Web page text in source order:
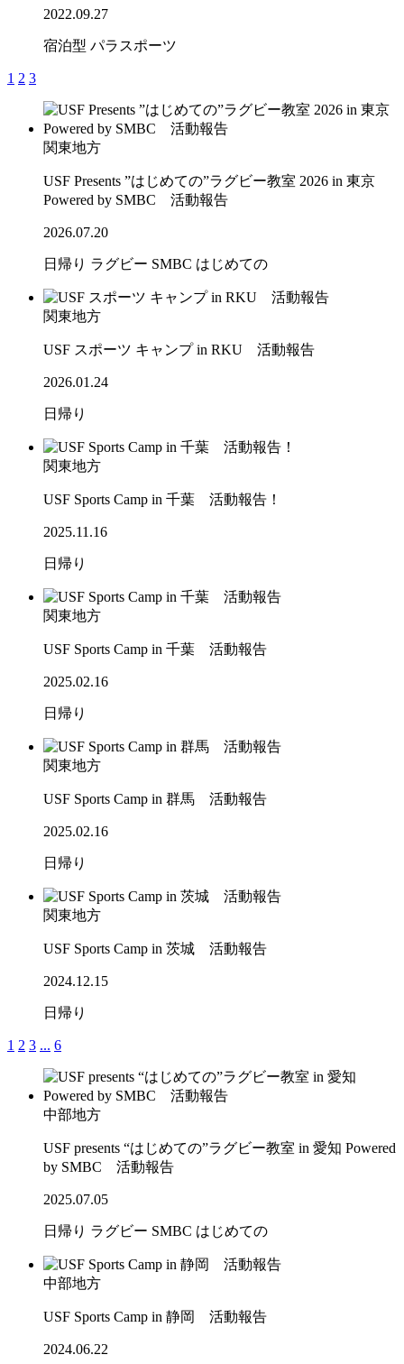
2022.09.27
宿泊型 パラスポーツ
1 2 3
関東地方
USF Presents ”はじめての”ラグビー教室 2026 in 東京
Powered by SMBC 活動報告
2026.07.20
日帰り ラグビー SMBC はじめての
関東地方
USF スポーツ キャンプ in RKU 活動報告
2026.01.24
日帰り
関東地方
USF Sports Camp in 千葉 活動報告！
2025.11.16
日帰り
関東地方
USF Sports Camp in 千葉 活動報告
2025.02.16
日帰り
関東地方
USF Sports Camp in 群馬 活動報告
2025.02.16
日帰り
関東地方
USF Sports Camp in 茨城 活動報告
2024.12.15
日帰り
1 2 3 ... 6
中部地方
USF presents “はじめての”ラグビー教室 in 愛知 Powered
by SMBC 活動報告
2025.07.05
日帰り ラグビー SMBC はじめての
中部地方
USF Sports Camp in 静岡 活動報告
2024.06.22